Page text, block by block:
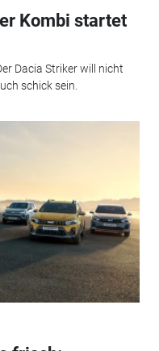
Kombi startet
Dacia Striker will nicht
schick sein.